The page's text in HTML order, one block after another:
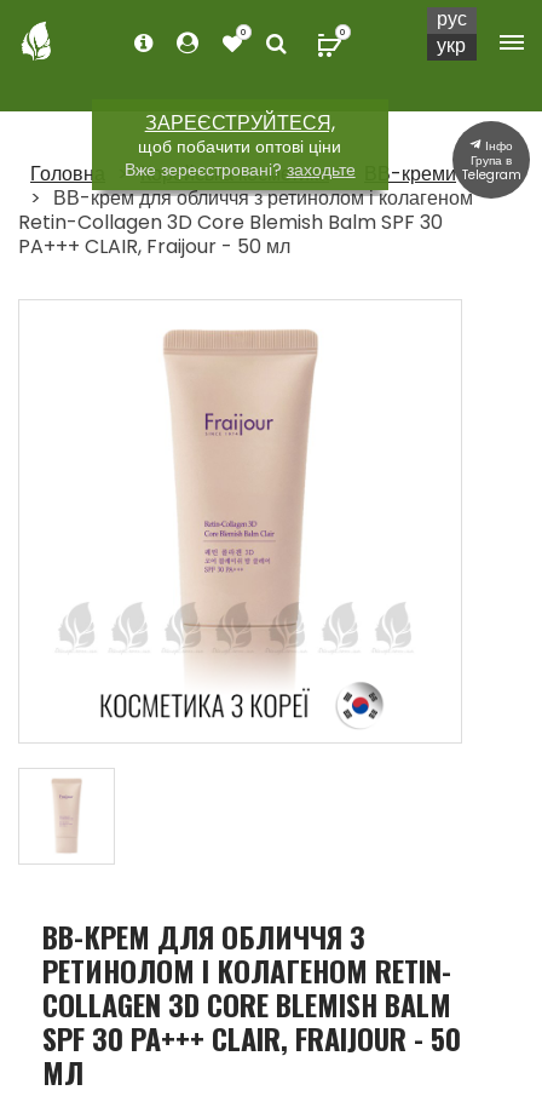
ЗАРЕЄСТРУЙТЕСЯ,
щоб побачити оптові ціни
Вже зереєстровані? заходьте
0 0
Головна Корейська косметика
ВВ-креми
ВВ-крем для обличчя з ретинолом і колагеном
Retin-Collagen 3D Core Blemish Balm SPF 30
PA+++ CLAIR, Fraijour - 50 мл
ВВ-КРЕМ ДЛЯ ОБЛИЧЧЯ З
РЕТИНОЛОМ І КОЛАГЕНОМ RETIN-
COLLAGEN 3D CORE BLEMISH BALM
SPF 30 PA+++ CLAIR, FRAIJOUR - 50
МЛ
рус
укр
Інфо
Група в
Telegram